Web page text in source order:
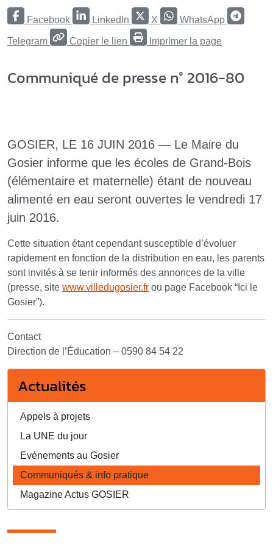
Facebook LinkedIn X WhatsApp
Telegram Copier le lien Imprimer la page
Communiqué de presse n° 2016-80
GOSIER, LE 16 JUIN 2016 — Le Maire du
Gosier informe que les écoles de Grand-Bois
(élémentaire et maternelle) étant de nouveau
alimenté en eau seront ouvertes le vendredi 17
juin 2016.
Cette situation étant cependant susceptible d’évoluer
rapidement en fonction de la distribution en eau, les parents
sont invités à se tenir informés des annonces de la ville
(presse, site www.villedugosier.fr ou page Facebook “Ici le
Gosier”).
Contact
Direction de l’Éducation – 0590 84 54 22
Actualités
Appels à projets
La UNE du jour
Evénements au Gosier
Communiqués & info pratique
Magazine Actus GOSIER